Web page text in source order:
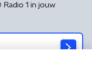
1 in jouw